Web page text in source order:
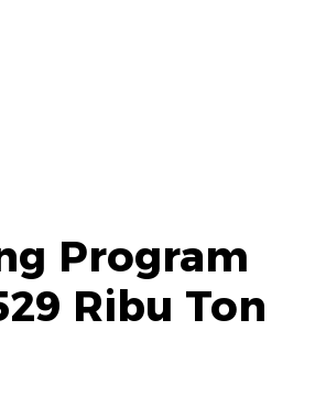
Program
Ribu Ton